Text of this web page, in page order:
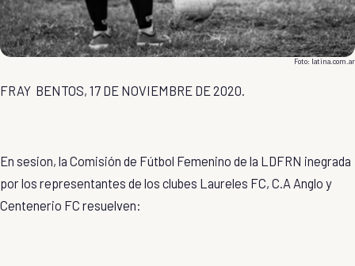
Foto: latina.com.ar
FRAY BENTOS, 17 DE NOVIEMBRE DE 2020.
En sesion, la Comisión de Fútbol Femenino de la LDFRN inegrada
por los representantes de los clubes Laureles FC, C.A Anglo y
Centenerio FC resuelven: